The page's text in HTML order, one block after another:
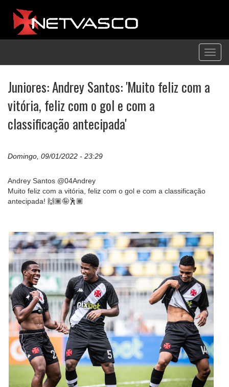
Juniores: Andrey Santos: 'Muito feliz com a
vitória, feliz com o gol e com a
classificação antecipada'
Domingo, 09/01/2022 - 23:29
Andrey Santos @04Andrey
Muito feliz com a vitória, feliz com o gol e com a classificação
antecipada! 🙌🏾🤪🕺🏾